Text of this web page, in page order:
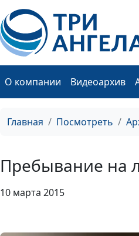
О компании Видеоархив
Главная Посмотреть
Пребывание на
10 марта 2015